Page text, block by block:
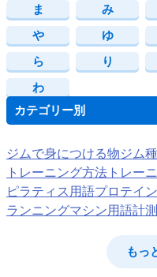
ま
み
や
ゆ
ら
り
わ
カテゴリー別
ジムで身につける物ジム
トレーニング方法 トレー
ピラティス用語プロテイ
ランニングマシン用語計
もっ